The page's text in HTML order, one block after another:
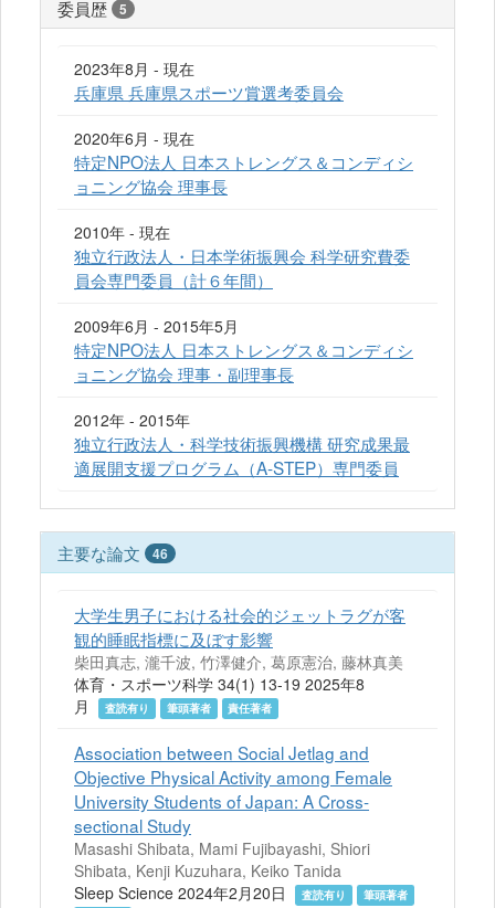
委員歴 5
2023年8月 - 現在
兵庫県 兵庫県スポーツ賞選考委員会
2020年6月 - 現在
特定NPO法人 日本ストレングス＆コンディシ
ョニング協会 理事長
2010年 - 現在
独立行政法人・日本学術振興会 科学研究費委
員会専門委員（計６年間）
2009年6月 - 2015年5月
特定NPO法人 日本ストレングス＆コンディシ
ョニング協会 理事・副理事長
2012年 - 2015年
独立行政法人・科学技術振興機構 研究成果最
適展開支援プログラム（A-STEP）専門委員
主要な論文 46
大学生男子における社会的ジェットラグが客
観的睡眠指標に及ぼす影響
柴田真志, 瀧千波, 竹澤健介, 葛原憲治, 藤林真美
体育・スポーツ科学 34(1) 13-19 2025年8
月
査読有り 筆頭著者 責任著者
Association between Social Jetlag and
Objective Physical Activity among Female
University Students of Japan: A Cross-
sectional Study
Masashi Shibata, Mami Fujibayashi, Shiori
Shibata, Kenji Kuzuhara, Keiko Tanida
Sleep Science 2024年2月20日
査読有り
筆頭著者